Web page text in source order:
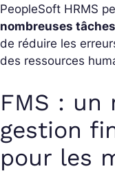
PeopleSoft HRMS
nombreuses
de réduire les
des ressources
FMS : un
gestion
pour les